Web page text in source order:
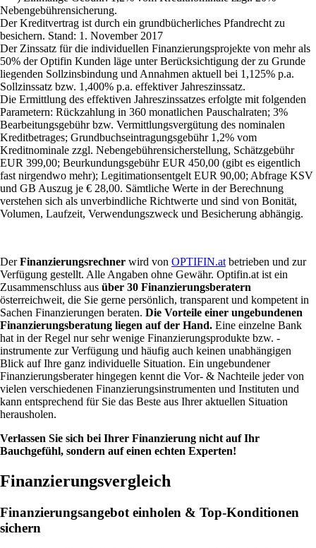
Nebengebührensicherung.
Der Kreditvertrag ist durch ein grundbücherliches Pfandrecht zu
besichern. Stand: 1. November 2017
Der Zinssatz für die individuellen Finanzierungsprojekte von mehr als
50% der Optifin Kunden läge unter Berücksichtigung der zu Grunde
liegenden Sollzinsbindung und Annahmen aktuell bei 1,125% p.a.
Sollzinssatz bzw. 1,400% p.a. effektiver Jahreszinssatz.
Die Ermittlung des effektiven Jahreszinssatzes erfolgte mit folgenden
Parametern: Rückzahlung in 360 monatlichen Pauschalraten; 3%
Bearbeitungsgebühr bzw. Vermittlungsvergütung des nominalen
Kreditbetrages; Grundbuchseintragungsgebühr 1,2% vom
Kreditnominale zzgl. Nebengebührensicherstellung, Schätzgebühr
EUR 399,00; Beurkundungsgebühr EUR 450,00 (gibt es eigentlich
fast nirgendwo mehr); Legitimationsentgelt EUR 90,00; Abfrage KSV
und GB Auszug je € 28,00. Sämtliche Werte in der Berechnung
verstehen sich als unverbindliche Richtwerte und sind von Bonität,
Volumen, Laufzeit, Verwendungszweck und Besicherung abhängig.
DerFinanzierungsrechner wird von OPTIFIN.at betrieben und zur
Verfügung gestellt. Alle Angaben ohne Gewähr. Optifin.at ist ein
Zusammenschluss aus über 30 Finanzierungsberatern
österreichweit, die Sie gerne persönlich, transparent und kompetent in
Sachen Finanzierungen beraten. Die Vorteile einer ungebundenen
Finanzierungsberatung liegen auf der Hand. Eine einzelne Bank
hat in der Regel nur sehr wenige Finanzierungsprodukte bzw. -
instrumente zur Verfügung und häufig auch keinen unabhängigen
Blick auf Ihre ganz individuelle Situation. Ein ungebundener
Finanzierungsberater hingegen kennt die Vor- & Nachteile jeder von
vielen verschiedenen Finanzierungsinstrumenten und Instituten und
kann entsprechend für Sie das Beste aus Ihrer aktuellen Situation
herausholen.
Verlassen Sie sich bei Ihrer Finanzierung nicht auf Ihr
Bauchgefühl, sondern auf einen echten Experten!
Finanzierungsvergleich
Finanzierungsangebot einholen & Top-Konditionen
sichern